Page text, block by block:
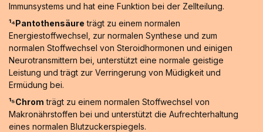
Immunsystems und hat eine Funktion bei der Zellteilung.
¹⁴Pantothensäure trägt zu einem normalen
Energiestoffwechsel, zur normalen Synthese und zum
normalen Stoffwechsel von Steroidhormonen und einigen
Neurotransmittern bei, unterstützt eine normale geistige
Leistung und trägt zur Verringerung von Müdigkeit und
Ermüdung bei.
¹⁵Chrom trägt zu einem normalen Stoffwechsel von
Makronährstoffen bei und unterstützt die Aufrechterhaltung
eines normalen Blutzuckerspiegels.